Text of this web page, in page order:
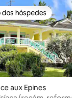
dos hóspedes
dos hóspedes
aux Epines